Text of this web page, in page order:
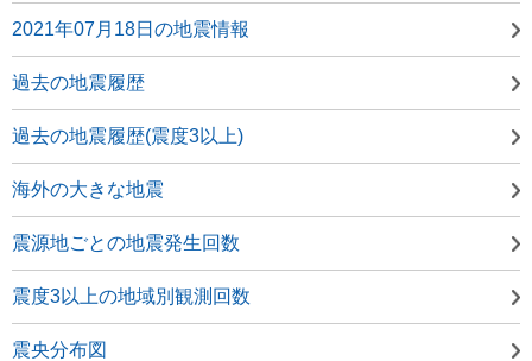
2021年07月18日の地震情報
過去の地震履歴
過去の地震履歴(震度3以上)
海外の大きな地震
震源地ごとの地震発生回数
震度3以上の地域別観測回数
震央分布図